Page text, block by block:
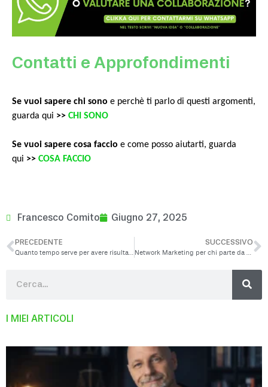
Contatti e Approfondimenti
Se vuoi sapere chi sono e perchè ti parlo di questi argomenti,
guarda qui >> CHI SONO
Se vuoi sapere cosa faccio e come posso aiutarti, guarda
qui >> COSA FACCIO
Francesco Comito Giugno 27, 2025
PRECEDENTE
Quanto tempo serve per avere risultati nel Network Marketing?
SUCCESSIVO
Network Marketing per chi parte da zero: Perché è una reale opportunità
I MIEI ARTICOLI